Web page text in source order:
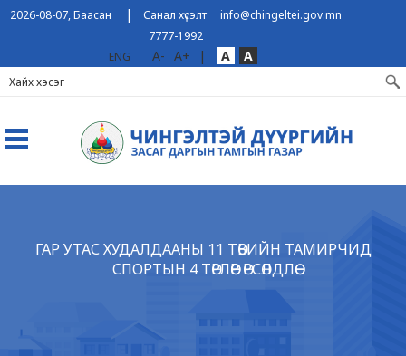
2026-08-07, Баасан |Санал хүсэлт
info@chingeltei.gov.mn
7777-1992
ENG
A- A+ | A A
ГАР УТАС ХУДАЛДААНЫ 11 ТӨВИЙН ТАМИРЧИД
СПОРТЫН 4 ТӨРЛӨӨР ӨРСӨЛДЛӨӨ